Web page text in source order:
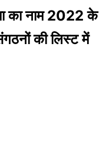
का नाम 2022 के
की लिस्ट में